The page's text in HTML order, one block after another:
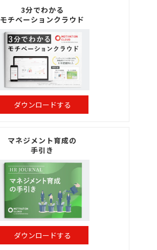
3分でわかる
モチベーションクラウド
ダウンロードする
マネジメント育成の
手引き
ダウンロードする